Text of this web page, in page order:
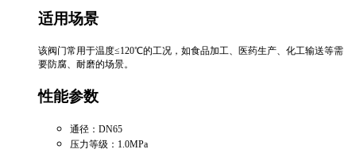
适用场景
该阀门常用于温度≤120℃的工况，如食品加工、医药生产、化工输送等需
要防腐、耐磨的场景。 ‌
性能参数
‌通径‌：DN65
‌压力等级‌：1.0MPa